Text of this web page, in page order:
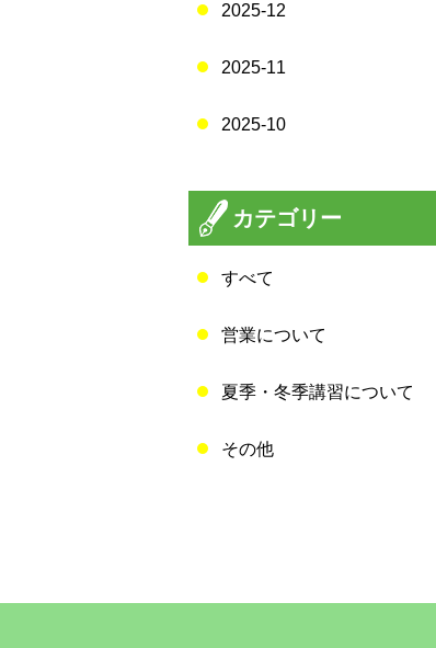
2025-12
2025-11
2025-10
カテゴリー
すべて
営業について
夏季・冬季講習について
その他